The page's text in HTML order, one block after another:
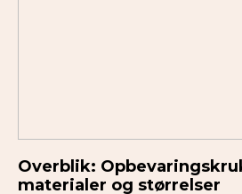
Overblik:
materialer og størrelser